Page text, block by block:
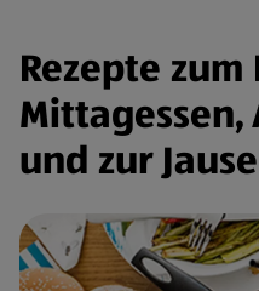
Rezepte
Mittagessen,
und zur Jause